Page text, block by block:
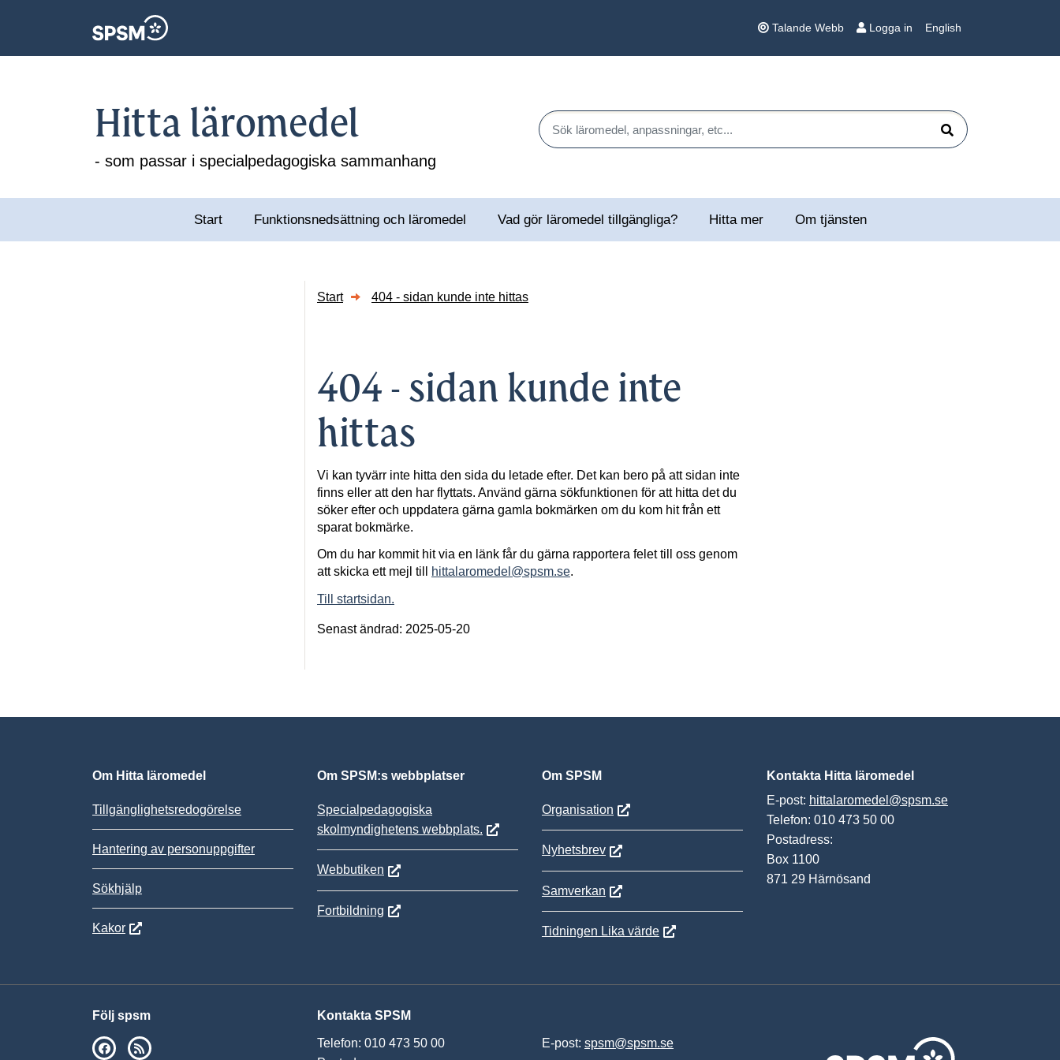
Talande Webb Logga in English
Hitta läromedel
- som passar i specialpedagogiska sammanhang
Sök läromedel, anpassningar, etc...
Sök
Start Funktionsnedsättning och läromedel Vad gör läromedel tillgängliga? Hitta mer Om tjänsten
Start 404 - sidan kunde inte hittas
404 - sidan kunde inte
hittas
Vi kan tyvärr inte hitta den sida du letade efter. Det kan bero på att sidan inte
finns eller att den har flyttats. Använd gärna sökfunktionen för att hitta det du
söker efter och uppdatera gärna gamla bokmärken om du kom hit från ett
sparat bokmärke.
Om du har kommit hit via en länk får du gärna rapportera felet till oss genom
att skicka ett mejl till
hittalaromedel@spsm.se.
Till startsidan.
Senast ändrad: 2025-05-20
Om Hitta läromedel
Tillgänglighetsredogörelse
Hantering av personuppgifter
Sökhjälp
Kakor
Om SPSM:s webbplatser
Specialpedagogiska
skolmyndighetens webbplats.
Webbutiken
Fortbildning
Om SPSM
Organisation
Nyhetsbrev
Samverkan
Tidningen Lika värde
Kontakta Hitta läromedel
E-post: hittalaromedel@spsm.se
Telefon: 010 473 50 00
Postadress:
Box 1100
871 29 Härnösand
Följ spsm
SPSM på Facebook
Kontakta SPSM
Telefon: 010 473 50 00
E-post: spsm@spsm.se